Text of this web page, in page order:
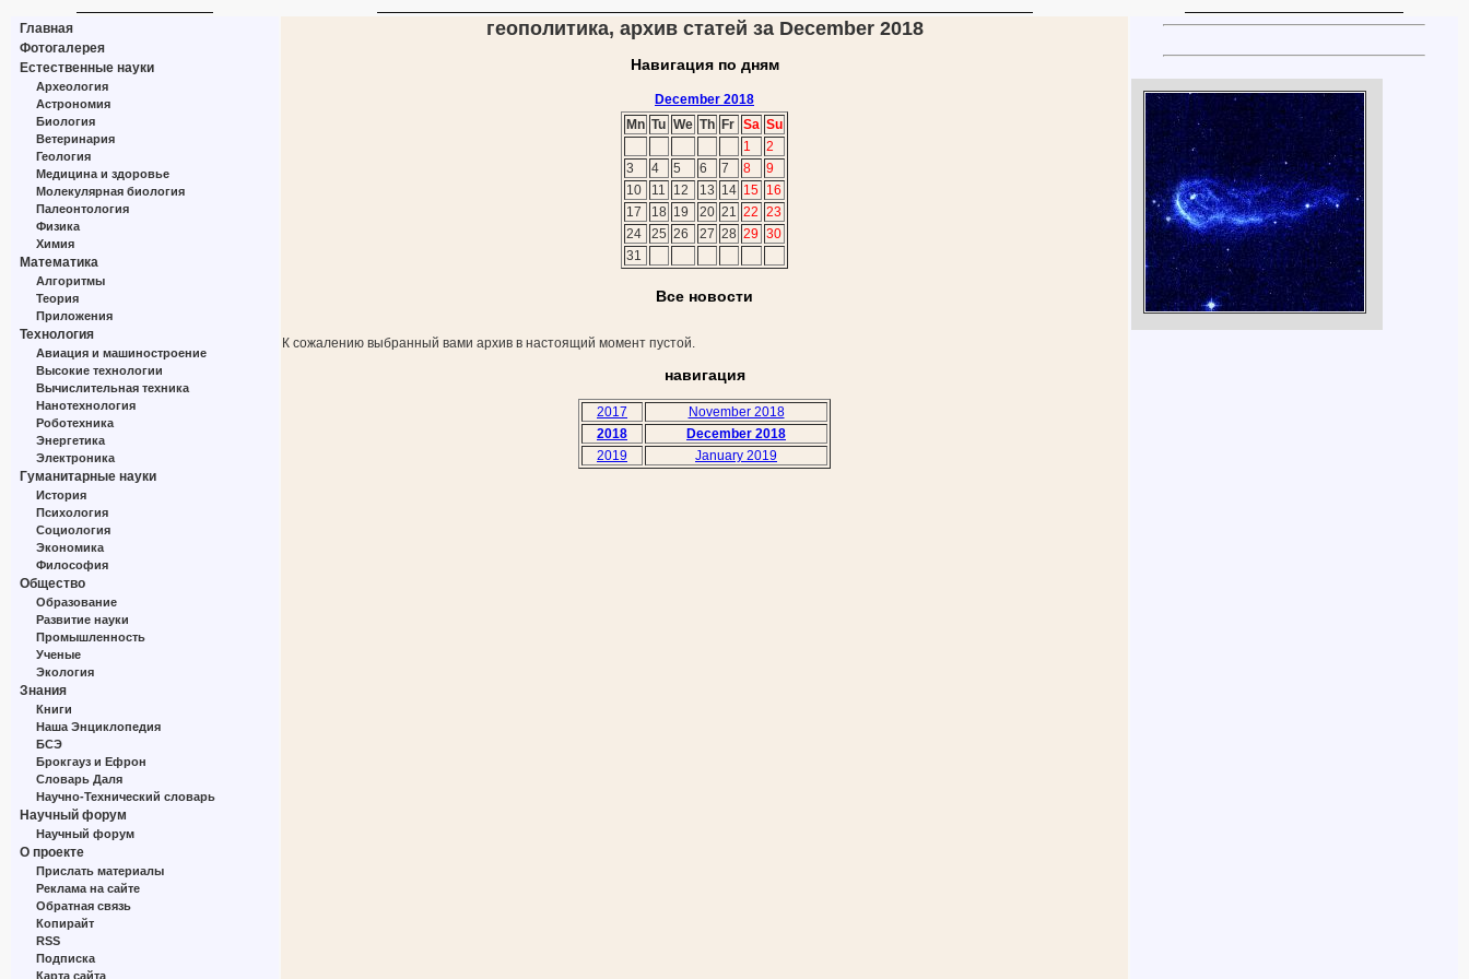
Главная
Фотогалерея
Естественные науки
Археология
Астрономия
Биология
Ветеринария
Геология
Медицина и здоровье
Молекулярная биология
Палеонтология
Физика
Химия
Математика
Алгоритмы
Теория
Приложения
Технология
Авиация и машиностроение
Высокие технологии
Вычислительная техника
Нанотехнология
Роботехника
Энергетика
Электроника
Гуманитарные науки
История
Психология
Социология
Экономика
Философия
Общество
Образование
Развитие науки
Промышленность
Ученые
Экология
Знания
Книги
Наша Энциклопедия
БСЭ
Брокгауз и Ефрон
Словарь Даля
Научно-Технический словарь
Научный форум
Научный форум
О проекте
Прислать материалы
Реклама на сайте
Обратная связь
Копирайт
RSS
Подписка
Карта сайта
геополитика, архив статей за December 2018
Навигация по дням
December 2018
Mn Tu We Th Fr Sa Su
1
2
3
4 5 6 7 8
9
10
11 12 13 14 15 16
17
18 19 20 21 22 23
24
25 26 27 28 29 30
31
Все новости
К сожалению выбранный вами архив в настоящий момент пустой.
навигация
2017
November 2018
2018
December 2018
2019
January 2019